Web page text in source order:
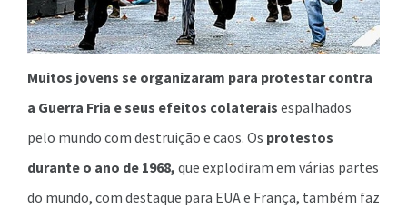
Muitos jovens se organizaram para protestar contra
a Guerra Fria e seus efeitos colaterais espalhados
pelo mundo com destruição e caos. Os protestos
durante o ano de 1968, que explodiram em várias partes
do mundo, com destaque para EUA e França, também faz